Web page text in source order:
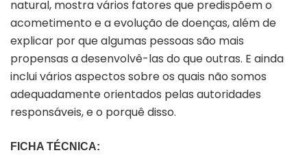
natural, mostra vários fatores que predispõem o
acometimento e a evolução de doenças, além de
explicar por que algumas pessoas são mais
propensas a desenvolvê-las do que outras. E ainda
inclui vários aspectos sobre os quais não somos
adequadamente orientados pelas autoridades
responsáveis, e o porquê disso.
FICHA TÉCNICA: